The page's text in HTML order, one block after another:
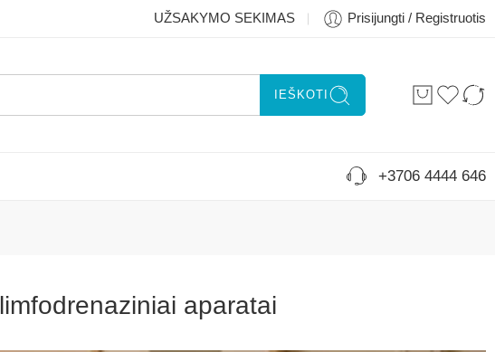
UŽSAKYMO SEKIMAS Prisijungti / Registruotis
IEŠKOTI
+3706 4444 646
limfodrenaziniai aparatai